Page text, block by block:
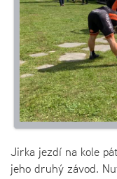
Jirka jezdí na kole
jeho druhý závod.